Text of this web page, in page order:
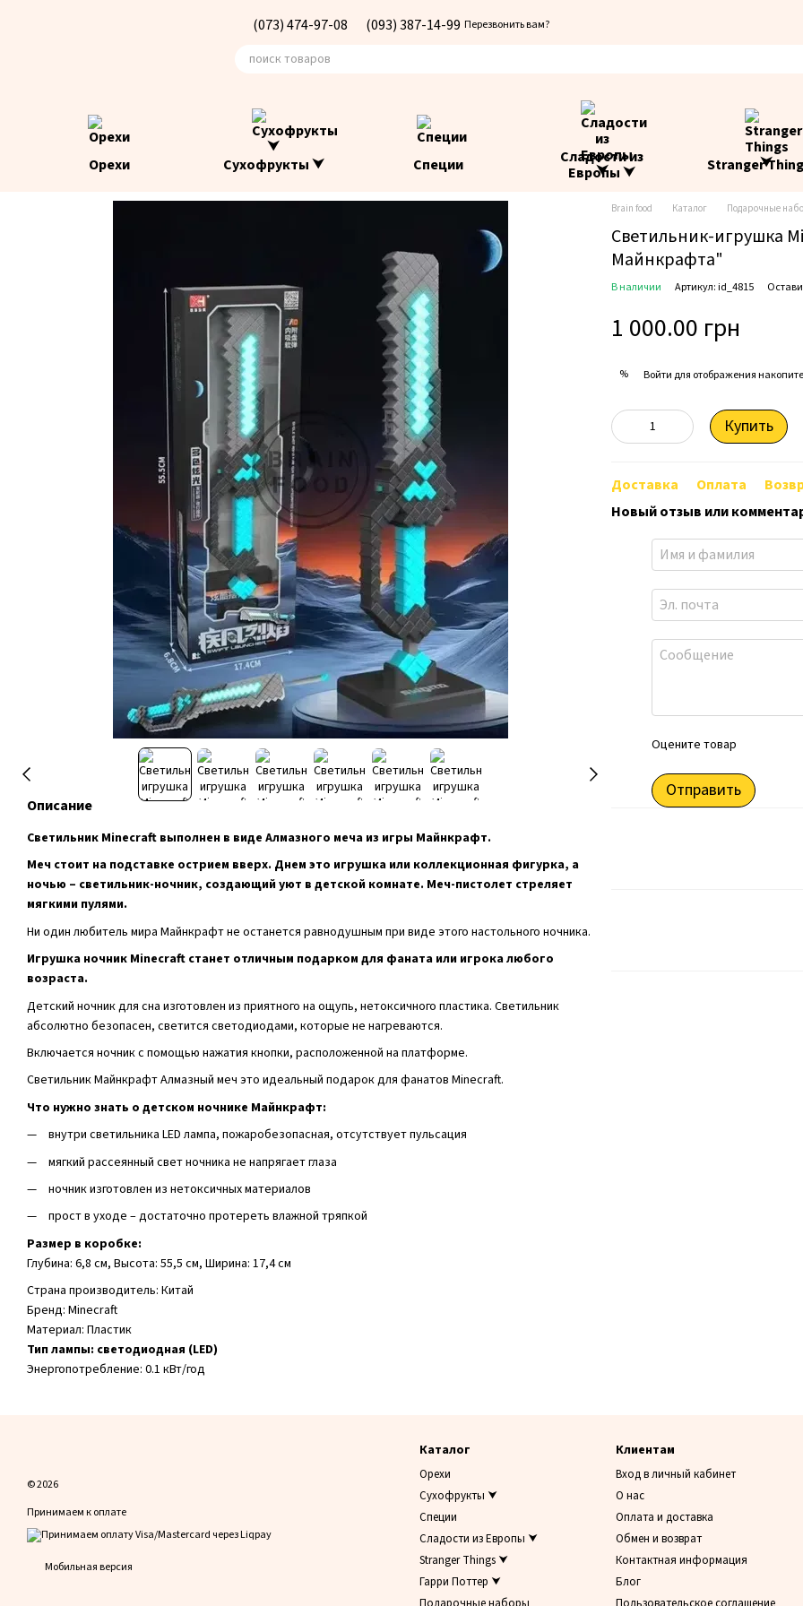
(073) 474-97-08 (093) 387-14-99 Перезвонить вам?
Орехи Сухофрукты ⮟ Специи
Сладости из
Европы ⮟
Stranger
Описание
Светильник Minecraft выполнен в виде Алмазного меча из игры Майнкрафт.
Меч стоит на подставке острием вверх. Днем это игрушка или коллекционная фигурка, а
ночью – светильник-ночник, создающий уют в детской комнате. Меч-пистолет стреляет
мягкими пулями.
Ни один любитель мира Майнкрафт не останется равнодушным при виде этого настольного ночника.
Игрушка ночник Minecraft станет отличным подарком для фаната или игрока любого
возраста.
Детский ночник для сна изготовлен из приятного на ощупь, нетоксичного пластика. Светильник
абсолютно безопасен, светится светодиодами, которые не нагреваются.
Включается ночник с помощью нажатия кнопки, расположенной на платформе.
Светильник Майнкрафт Алмазный меч это идеальный подарок для фанатов Minecraft.
Что нужно знать о детском ночнике Майнкрафт:
внутри светильника LED лампа, пожаробезопасная, отсутствует пульсация
мягкий рассеянный свет ночника не напрягает глаза
ночник изготовлен из нетоксичных материалов
прост в уходе – достаточно протереть влажной тряпкой
Размер в коробке:
Глубина: 6,8 см, Высота: 55,5 см, Ширина: 17,4 см
Страна производитель: Китай
Бренд: Minecraft
Материал: Пластик
Тип лампы: светодиодная (LED)
Энергопотребление: 0.1 кВт/год
Brain food Каталог Подарочные
Светильник-игрушка
Майнкрафта"
В наличии Артикул: id_4815
1 000.00 грн
% Войтидля отображения
Купить
Доставка Оплата
Новый отзыв или
Оцените товар
Отправить
© 2026
Принимаем к оплате
Мобильная версия
Каталог
Орехи
Сухофрукты ⮟
Специи
Сладости из Европы ⮟
Stranger Things ⮟
Гарри Поттер ⮟
Клиентам
Вход в личный кабинет
О нас
Оплата и доставка
Обмен и возврат
Контактная информация
Блог